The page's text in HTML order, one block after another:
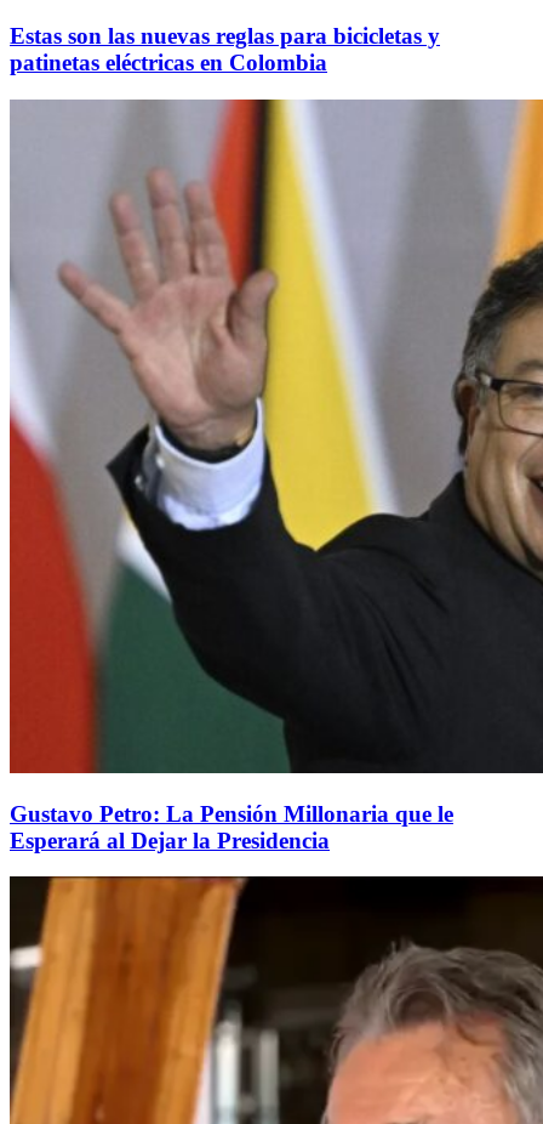
Estas son las nuevas reglas para bicicletas y
patinetas eléctricas en Colombia
Gustavo Petro: La Pensión Millonaria que le
Esperará al Dejar la Presidencia